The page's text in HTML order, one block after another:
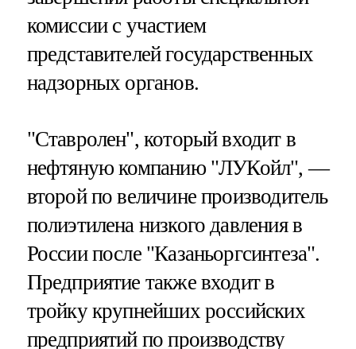
комиссии с участием
представителей государственных
надзорных органов.
"Ставролен", который входит в
нефтяную компанию "ЛУКойл", —
второй по величине производитель
полиэтилена низкого давления в
России после "Казаньоргсинтеза".
Предприятие также входит в
тройку крупнейших российских
предприятий по производству